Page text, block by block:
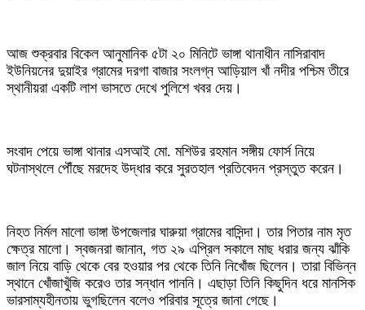
আজ শুক্রবার বিকেল আনুমানিক ৫টা ২০ মিনিটে ভাঙ্গা থানাধীন নাসিরাবাদ
ইউনিয়নের দুয়াইর গ্রামের দরগা বাজার সংলগ্ন আড়িয়াল খাঁ নদীর পশ্চিম তীরে
স্থানীয়রা একটি লাশ ভাসতে দেখে পুলিশে খবর দেয়।
সংবাদ পেয়ে ভাঙ্গা থানার এসআই মো. মশিউর রহমান সঙ্গীয় ফোর্স নিয়ে
ঘটনাস্থলে পৌঁছে মরদেহ উদ্ধার করে সুরতহাল প্রতিবেদন প্রস্তুত করেন।
নিহত নির্মল মালো ভাঙ্গা উপজেলার ঘারুয়া গ্রামের বাসিন্দা। তার পিতার নাম মৃত
ক্ষেত্র মালো। স্বজনরা জানান, গত ২৯ এপ্রিল সকালে মাছ ধরার জন্য ঝাঁকি
জাল নিয়ে বাড়ি থেকে বের হওয়ার পর থেকে তিনি নিখোঁজ ছিলেন। তারা বিভিন্ন
স্থানে খোঁজাখুঁজি করেও তার সন্ধান পাননি। এছাড়া তিনি কিছুদিন ধরে মানসিক
ভারসাম্যহীনতায় ভুগছিলেন বলেও পরিবার সূত্রে জানা গেছে।